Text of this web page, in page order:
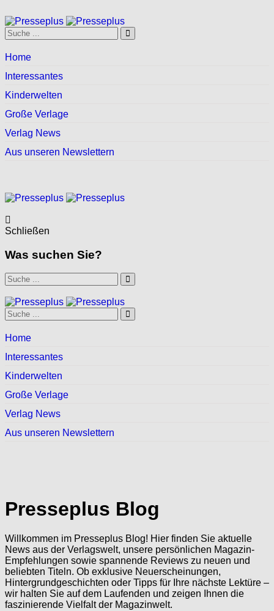
Home
Interessantes
Kinderwelten
Große Verlage
Verlag News
Aus unseren Newslettern
Schließen
Was suchen Sie?
Home
Interessantes
Kinderwelten
Große Verlage
Verlag News
Aus unseren Newslettern
Presseplus Blog
Willkommen im Presseplus Blog! Hier finden Sie aktuelle
News aus der Verlagswelt, unsere persönlichen Magazin-
Empfehlungen sowie spannende Reviews zu neuen und
beliebten Titeln. Ob exklusive Neuerscheinungen,
Hintergrundgeschichten oder Tipps für Ihre nächste Lektüre –
wir halten Sie auf dem Laufenden und zeigen Ihnen die
faszinierende Vielfalt der Magazinwelt.